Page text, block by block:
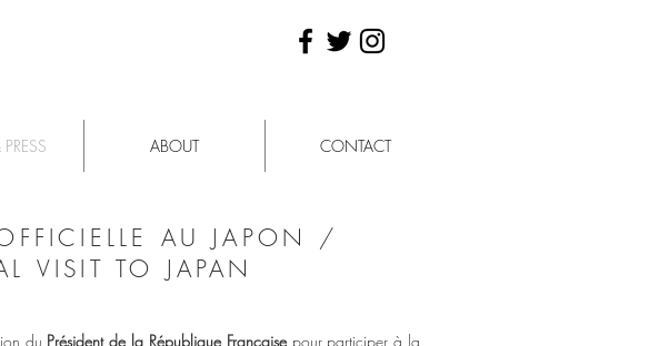
ABOUT CONTACT
AU JAPON /
VISIT TO JAPAN
du Président de la République Françaisepour participer à la